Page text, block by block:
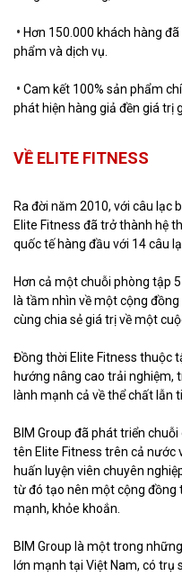
• Hơn 150.000 khách hàng
phẩm và dịch vụ.
• Cam kết 100% sản phẩm
phát hiện hàng giả đền giá trị
VỀ ELITE FITNESS
Ra đời năm 2010, với câu lạc
Elite Fitness đã trở thành hệ
quốc tế hàng đầu với 14 câu
Hơn cả một chuỗi phòng tập
là tầm nhìn về một cộng
cùng chia sẻ giá trị về một
Đồng thời Elite Fitness thuộc
hướng nâng cao trải nghiệm,
lành mạnh cả về thể chất lẫn
BIM Group đã phát triển
tên Elite Fitness trên cả nước
huấn luyện viên chuyên
từ đó tạo nên một cộng đồng
mạnh, khỏe khoắn.
BIM Group là một trong
lớn mạnh tại Việt Nam, có trụ